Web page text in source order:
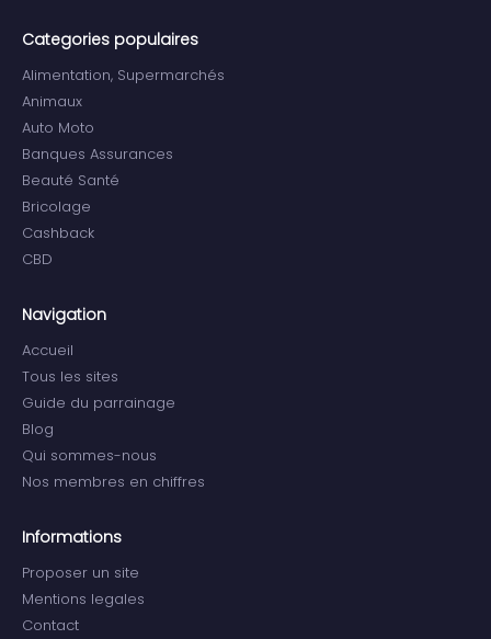
Categories populaires
Alimentation, Supermarchés
Animaux
Auto Moto
Banques Assurances
Beauté Santé
Bricolage
Cashback
CBD
Navigation
Accueil
Tous les sites
Guide du parrainage
Blog
Qui sommes-nous
Nos membres en chiffres
Informations
Proposer un site
Mentions legales
Contact